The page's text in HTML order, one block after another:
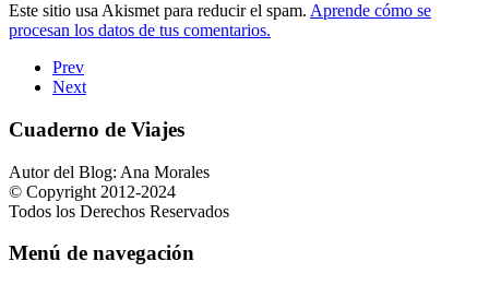
Este sitio usa Akismet para reducir el spam. Aprende cómo se
procesan los datos de tus comentarios.
Prev
Next
Cuaderno de Viajes
Autor del Blog: Ana Morales
© Copyright 2012-2024
Todos los Derechos Reservados
Menú de navegación